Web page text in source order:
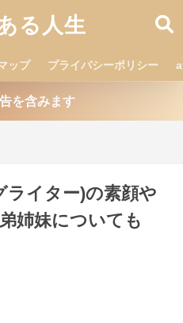
る人生
ップ プライバシーポリシー
を含みます
イター)の素顔や
姉妹についても